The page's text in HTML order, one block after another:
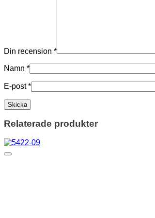
Din recension *
Namn *
E-post*
Relaterade produkter